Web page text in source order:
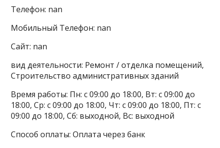
Телефон: nan
Мобильный Телефон: nan
Сайт: nan
вид деятельности: Ремонт / отделка помещений,
Строительство административных зданий
Время работы: Пн: с 09:00 до 18:00, Вт: с 09:00 до
18:00, Ср: с 09:00 до 18:00, Чт: с 09:00 до 18:00, Пт: с
09:00 до 18:00, Сб: выходной, Вс: выходной
Способ оплаты: Оплата через банк